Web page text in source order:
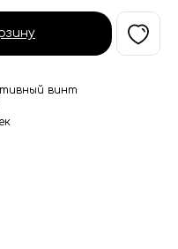
винт